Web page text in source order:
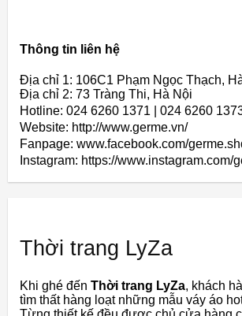
Thông tin liên hệ
Địa chỉ 1: 106C1 Phạm Ngọc Thạch,
Địa chỉ 2: 73 Tràng Thi, Hà Nội
Hotline: 024 6260 1371 | 024 6260
Website: http://www.germe.vn/
Fanpage: www.facebook.com/
Instagram: https://www.instagram.com/
Thời trang LyZa
Khi ghé đến Thời trang LyZa, khách
tìm thất hàng loạt những mẫu váy áo